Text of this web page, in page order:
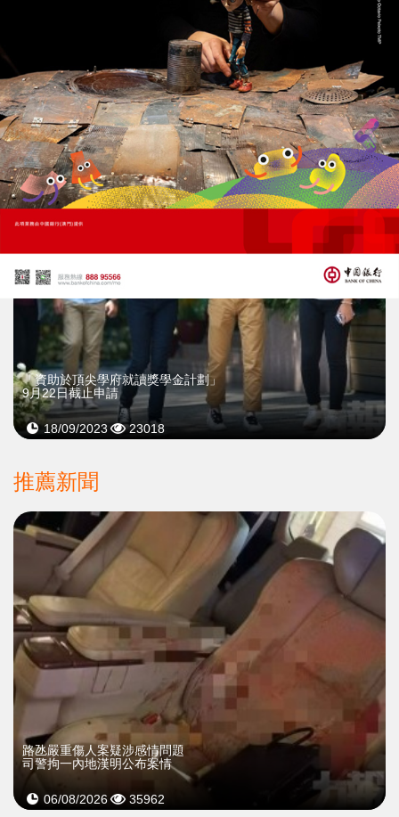
上一篇 : 五旬本地漢涉強姦緬籍家傭被捕
下一篇 : 房聯提三建議助房地產發展
相關新聞
「資助於頂尖學府就讀獎學金計劃」
9月22日截止申請
18/09/2023 23018
推薦新聞
​路氹嚴重傷人案疑涉感情問題
司警拘一內地漢明公布案情
06/08/2026 35962